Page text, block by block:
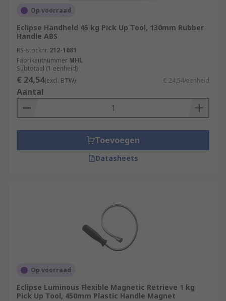
Op voorraad
Eclipse Handheld 45 kg Pick Up Tool, 130mm Rubber
Handle ABS
RS-stocknr. 212-1681
Fabrikantnummer MHL
Subtotaal (1 eenheid)
€ 24,54(excl. BTW) € 24,54/eenheid
Aantal
Toevoegen
Datasheets
Op voorraad
Eclipse Luminous Flexible Magnetic Retrieve 1 kg
Pick Up Tool, 450mm Plastic Handle Magnet